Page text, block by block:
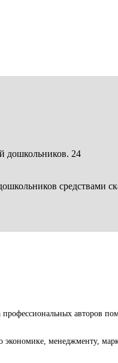
дошкольников. 24
средствами
авторов
менеджменту,